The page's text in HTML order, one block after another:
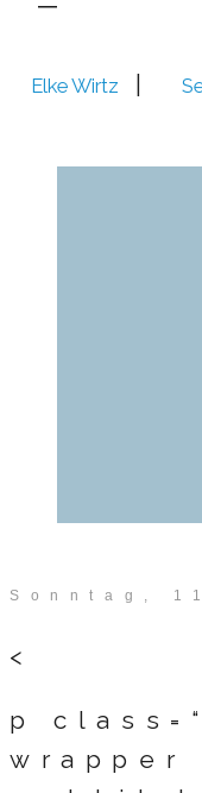
Elke Wirtz |
Sonntag,
<
p
wrapper